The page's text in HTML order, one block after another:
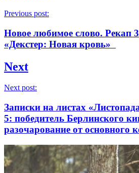
Previous post:
Новое любимое слово. Рекап 3
«Декстер: Новая кровь»
Next
Next post:
Записки на листах
5: победитель Берлинского
разочарование от основного